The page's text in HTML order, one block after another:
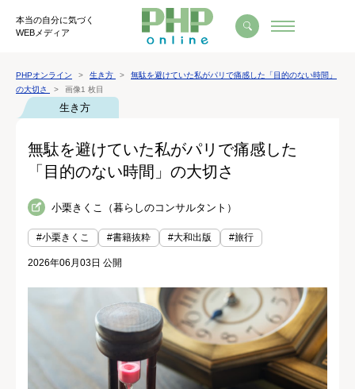
本当の自分に気づく
WEBメディア
PHPオンライン 生き方
無駄を避けていた私がパリで痛感した「目的のない時間」
の大切さ
画像1 枚目
生き方
無駄を避けていた私がパリで痛感した
「目的のない時間」の大切さ
小栗きくこ（暮らしのコンサルタント）
#小栗きくこ #書籍抜粋 #大和出版 #旅行
2026年06月03日 公開